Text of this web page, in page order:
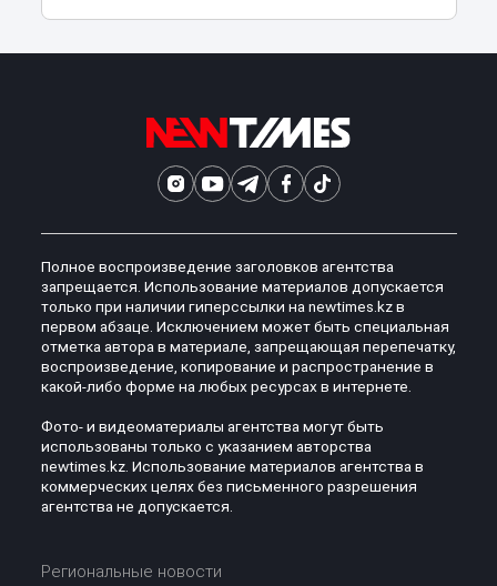
Полное воспроизведение заголовков агентства
запрещается. Использование материалов допускается
только при наличии гиперссылки на newtimes.kz в
первом абзаце. Исключением может быть специальная
отметка автора в материале, запрещающая перепечатку,
воспроизведение, копирование и распространение в
какой-либо форме на любых ресурсах в интернете.
Фото- и видеоматериалы агентства могут быть
использованы только с указанием авторства
newtimes.kz. Использование материалов агентства в
коммерческих целях без письменного разрешения
агентства не допускается.
Региональные новости